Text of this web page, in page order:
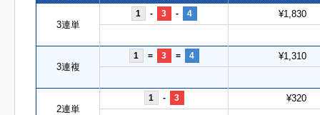
3連単
1 - 3 - 4 ¥1,830
3連複
1 = 3 = 4 ¥1,310
2連単
1 - 3 ¥320